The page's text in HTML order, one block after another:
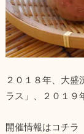
２０１８年、大
ラス」、２０１９
開催情報はコチラ